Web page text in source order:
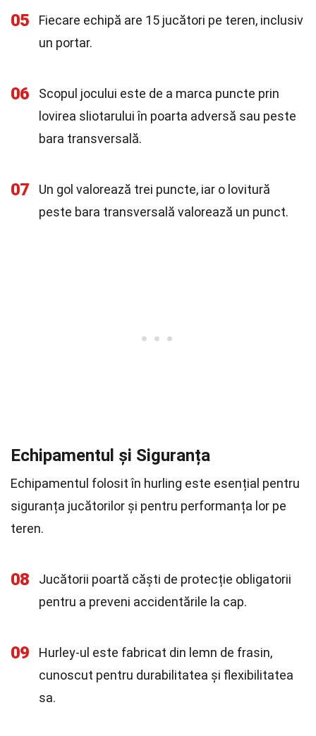
05
Fiecare echipă are 15 jucători pe teren, inclusiv
un portar.
06
Scopul jocului este de a marca puncte prin
lovirea sliotarului în poarta adversă sau peste
bara transversală.
07
Un gol valorează trei puncte, iar o lovitură
peste bara transversală valorează un punct.
Echipamentul și Siguranța
Echipamentul folosit în hurling este esențial pentru
siguranța jucătorilor și pentru performanța lor pe
teren.
08
Jucătorii poartă căști de protecție obligatorii
pentru a preveni accidentările la cap.
09
Hurley-ul este fabricat din lemn de frasin,
cunoscut pentru durabilitatea și flexibilitatea
sa.